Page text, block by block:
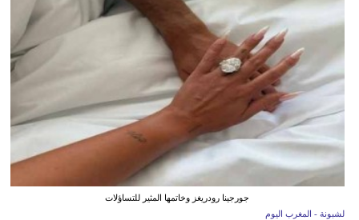
جورجينا رودريغز وخاتمها المثير للتساؤلات
لشبونة - المغرب اليوم